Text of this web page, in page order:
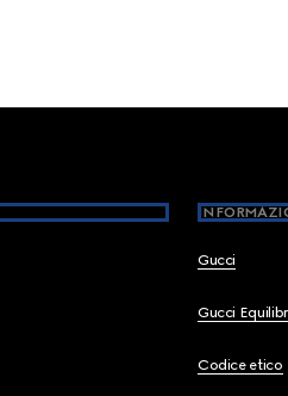
Gucci
Gucci
Codice etico